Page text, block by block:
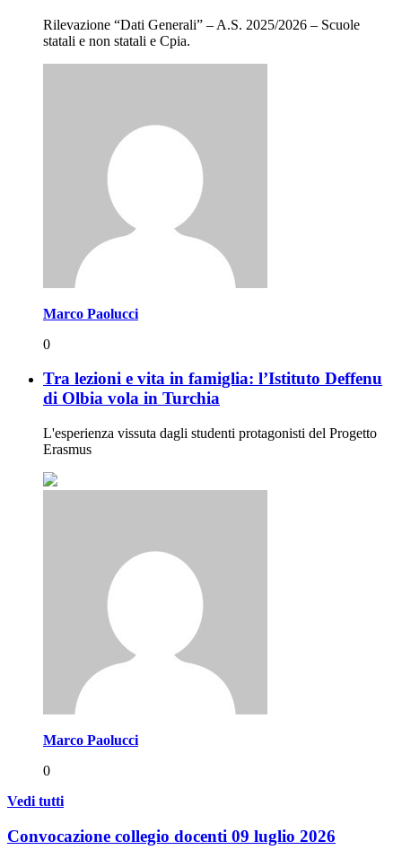
Rilevazione “Dati Generali” – A.S. 2025/2026 – Scuole
statali e non statali e Cpia.
Marco Paolucci
0
Tra lezioni e vita in famiglia: l’Istituto Deffenu
di Olbia vola in Turchia
L'esperienza vissuta dagli studenti protagonisti del Progetto
Erasmus
Marco Paolucci
0
Vedi tutti
Convocazione collegio docenti 09 luglio 2026